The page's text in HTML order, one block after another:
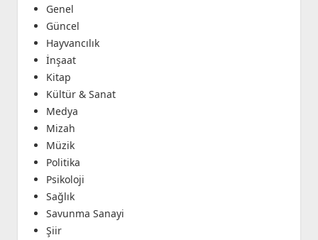
Genel
Güncel
Hayvancılık
İnşaat
Kitap
Kültür & Sanat
Medya
Mizah
Müzik
Politika
Psikoloji
Sağlık
Savunma Sanayi
Şiir